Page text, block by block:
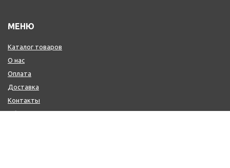
МЕНЮ
Каталог товаров
О нас
Оплата
Доставка
Контакты
Обмен и возврат